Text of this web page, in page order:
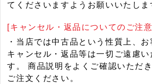
てくださいますようお願いいたしま
[キャンセル・返品についてのご注
・当店では中古品という性質上、
キャンセル・返品等は一切ご遠慮い
す。 商品説明をよくご確認いただ
ご注文ください。